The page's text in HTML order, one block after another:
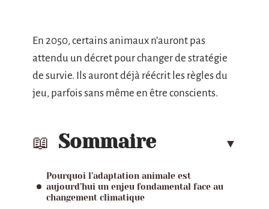
En 2050, certains animaux n’auront pas
attendu un décret pour changer de stratégie
de survie. Ils auront déjà réécrit les règles du
jeu, parfois sans même en être conscients.
Sommaire
Pourquoi l’adaptation animale est
aujourd’hui un enjeu fondamental face au
changement climatique